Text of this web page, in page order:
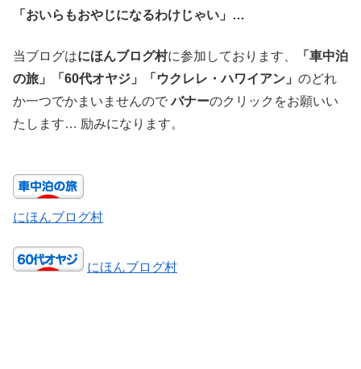
「おいらもおやじになるわけじゃい」…
当ブログはにほんブログ村に参加しております、
「車中泊
の旅」「60代オヤジ」「ウクレレ・ハワイアン」 のどれ
か一つでかまいませんのでバナーのクリックをお願いい
たします… 励みになります。
にほんブログ村
にほんブログ村